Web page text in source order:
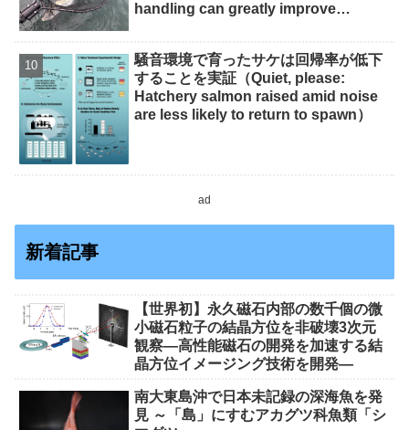
handling can greatly improve
騒音環境で育ったサケは回帰率が低下
することを実証（Quiet, please:
Hatchery salmon raised amid noise
are less likely to return to spawn）
ad
新着記事
【世界初】永久磁石内部の数千個の微
小磁石粒子の結晶方位を非破壊3次元
観察―高性能磁石の開発を加速する結
晶方位イメージング技術を開発―
南大東島沖で日本未記録の深海魚を発
見 ～「島」にすむアカグツ科魚類「シ